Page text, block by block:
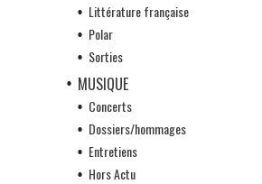
Littérature française
Polar
Sorties
MUSIQUE
Concerts
Dossiers/hommages
Entretiens
Hors Actu